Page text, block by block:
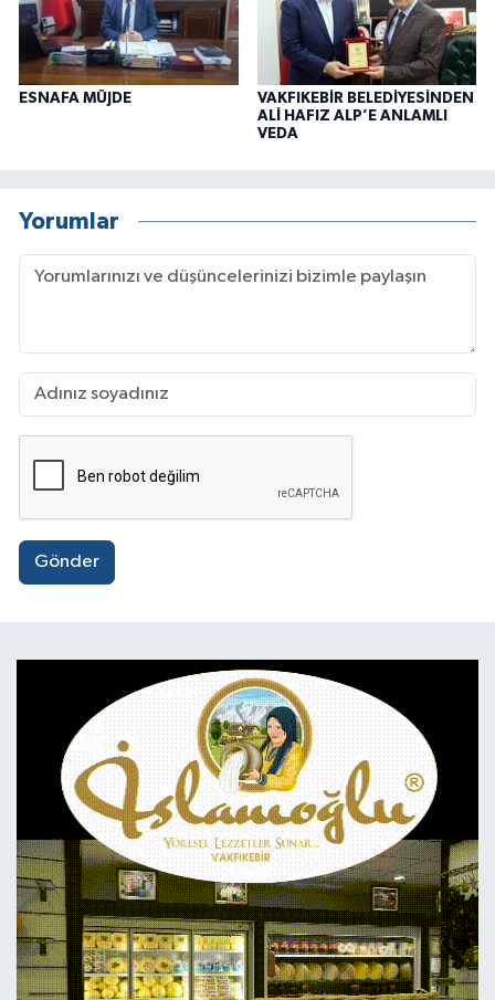
ESNAFA MÜJDE
VAKFIKEBİR BELEDİYESİNDEN
ALİ HAFIZ ALP’E ANLAMLI
VEDA
Yorumlar
Gönder